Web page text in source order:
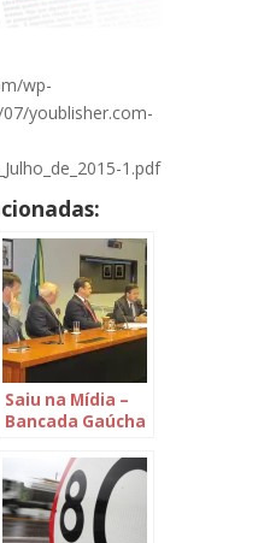
wp-
youblisher.com-
1.pdf
Saiu na Mídia –
Bancada Gaúcha
apoio a
Emater/RS